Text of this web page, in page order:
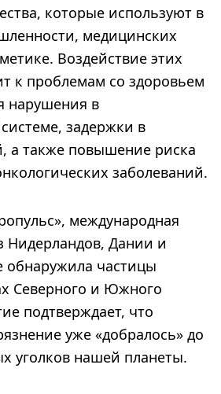
которые используют в
медицинских
Воздействие этих
к проблемам со здоровьем
нарушения в
задержки в
а также повышение риска
заболеваний.
международная
Нидерландов, Дании и
обнаружила частицы
Северного и Южного
подтверждает, что
уже «добралось» до
уголков нашей планеты.